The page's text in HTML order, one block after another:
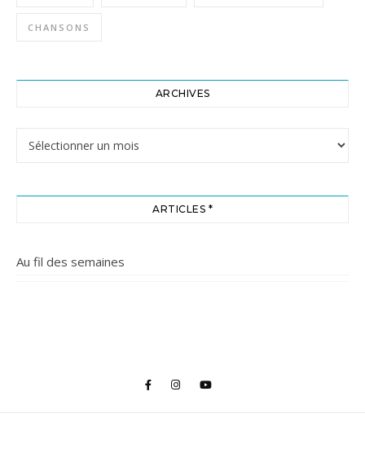
CHANSONS
ARCHIVES
ARTICLES *
Au fil des semaines